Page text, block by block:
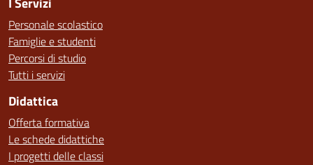
Personale scolastico
Famiglie e studenti
Percorsi di studio
Tutti i servizi
Didattica
Offerta formativa
Le schede didattiche
I progetti delle classi